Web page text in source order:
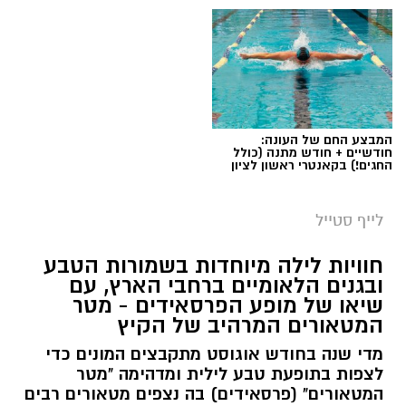
סיורי משפחות- צילום מיקה וולוב, אקואושן
במהלך הפעילות יכירו המשתתפים את הטבע
הייחודי של אזור שפך נחל אלכסנדר, את בעלי
החיים והצמחים המאפיינים אותו ואת המערכת
האקולוגית המקומית. בהמשך יגיעו למרכז החינוך
הימי "מגלים" של אקואושן, שם יוכלו להתבונן בדגם
חי של חוף סלעי בישראל ולהכיר מקרוב את בעלי
המבצע החם של העונה:
חודשיים + חודש מתנה (כולל
החגים!) בקאנטרי ראשון לציון
לייף סטייל
חוויות לילה מיוחדות בשמורות הטבע
ובגנים הלאומיים ברחבי הארץ, עם
שיאו של מופע הפרסאידים - מטר
המטאורים המרהיב של הקיץ
מדי שנה בחודש אוגוסט מתקבצים המונים כדי
לצפות בתופעת טבע לילית ומדהימה "מטר
המטאורים" (פרסאידים) בה נצפים מטאורים רבים